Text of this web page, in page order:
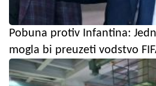
Pobuna protiv Infantina:
mogla bi preuzeti vodstvo